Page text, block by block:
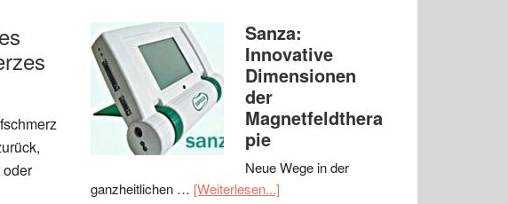
Sanza:
Innovative
Dimensionen
der
Magnetfeldthera
pie
Neue Wege in der
ganzheitlichen … [Weiterlesen...]